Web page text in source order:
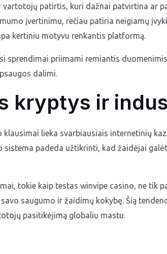
vartotojų patirtis, kuri dažnai patvirtina ar
įvertinimu, rečiau patiria neigiamų
kertiniu motyvu renkantis platformą.
sprendimai priimami remiantis
dalimi.
kryptys ir
lieka svarbiausiais internetinių
sistema padeda užtikrinti, kad žaidėjai
tokie kaip testas winvipe casino, ne tik
saugumo ir žaidimų kokybę. Šią
pasitikėjimą globaliu mastu.